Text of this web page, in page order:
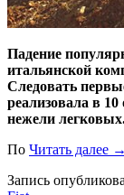
Падение
итальянской
Следовать
реализовала в
нежели
По Читать далее →
Запись